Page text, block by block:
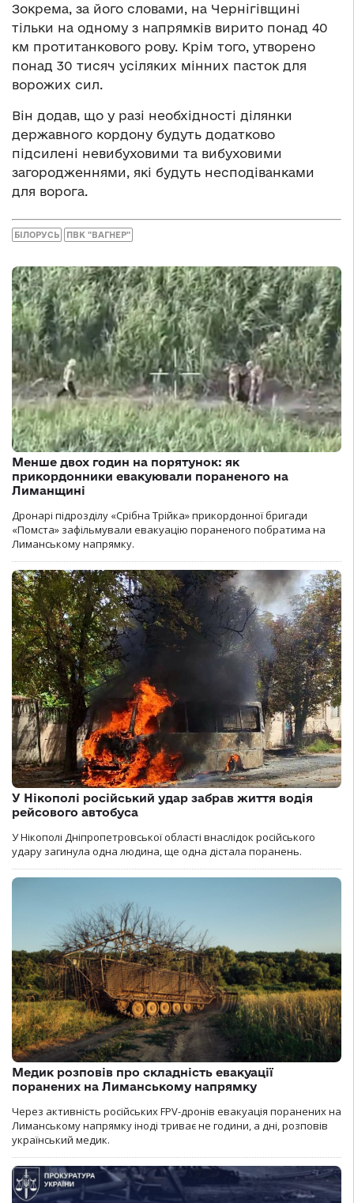
Зокрема, за його словами, на Чернігівщині
тільки на одному з напрямків вирито понад 40
км протитанкового рову. Крім того, утворено
понад 30 тисяч усіляких мінних пасток для
ворожих сил.
Він додав, що у разі необхідності ділянки
державного кордону будуть додатково
підсилені невибуховими та вибуховими
загородженнями, які будуть несподіванками
для ворога.
БІЛОРУСЬ ПВК "ВАГНЕР"
Менше двох годин на порятунок: як
прикордонники евакуювали пораненого на
Лиманщині
Дронарі підрозділу «Срібна Трійка» прикордонної бригади
«Помста» зафільмували евакуацію пораненого побратима на
Лиманському напрямку.
У Нікополі російський удар забрав життя водія
рейсового автобуса
У Нікополі Дніпропетровської області внаслідок російського
удару загинула одна людина, ще одна дістала поранень.
Медик розповів про складність евакуації
поранених на Лиманському напрямку
Через активність російських FPV-дронів евакуація поранених на
Лиманському напрямку іноді триває не години, а дні, розповів
український медик.